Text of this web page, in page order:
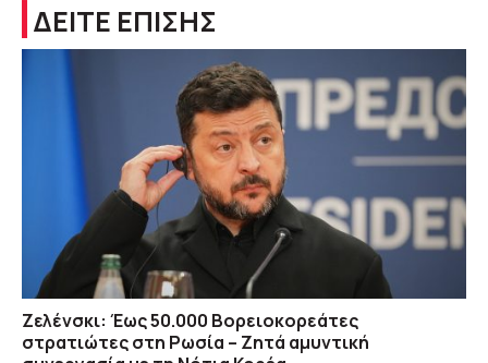
ΔΕΙΤΕ ΕΠΙΣΗΣ
Ζελένσκι: Έως 50.000 Βορειοκορεάτες
στρατιώτες στη Ρωσία – Ζητά αμυντική